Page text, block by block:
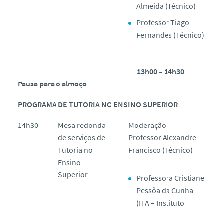
Almeida (Técnico)
Professor Tiago
Fernandes (Técnico)
13h00 – 14h30
Pausa para o almoço
PROGRAMA DE TUTORIA NO ENSINO SUPERIOR
14h30
Mesa redonda
de serviços de
Tutoria no
Ensino
Superior
Moderação –
Professor Alexandre
Francisco (Técnico)
Professora Cristiane
Pessôa da Cunha
(ITA – Instituto